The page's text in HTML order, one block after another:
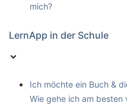
mich?
LernApp in der Schule
Ich möchte ein Buch &
Wie gehe ich am besten